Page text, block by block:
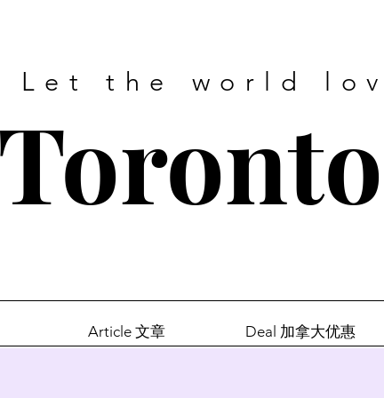
Let the world
Article 文章 Deal 加拿大优惠